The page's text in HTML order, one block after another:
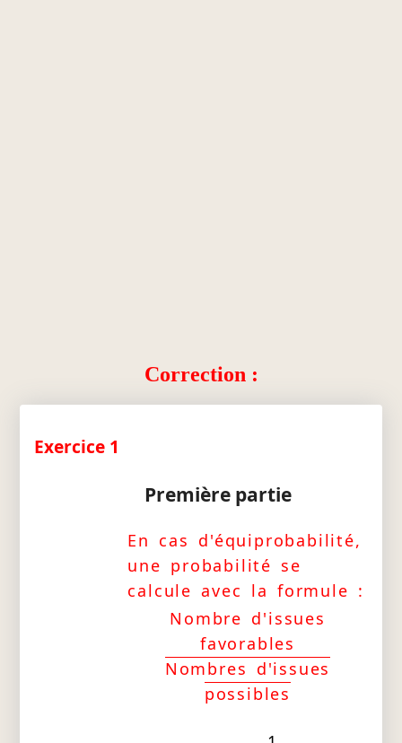
Correction :
Exercice 1
Première partie
En cas d'équiprobabilité,
une probabilité se
calcule avec la formule :
Nombre d'issues
favorables
Nombres d'issues
possibles